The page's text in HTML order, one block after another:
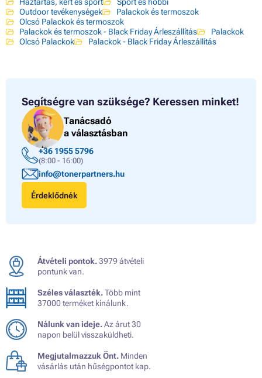
Outdoor tevékenységek
Palackok és termoszok
Olcsó Palackok és termoszok
Palackok és termoszok - Black Friday Árleszállítás
Palackok
Olcsó Palackok
Palackok - Black Friday Árleszállítás
Segítségre van szüksége? Keressen minket!
Tanácsadó
a választásban
+36 1955 5796
(8:00 - 16:00)
info@tonerpartners.hu
Érdeklődnék
Átvételi pontok.3979 átvételi
pontunk van.
Széles választék.Több mint
37000 terméket kínálunk.
Nálunk van ideje.Az árut 30
napon belül visszaküldheti.
Megjutalmazzuk Önt. Minden
vásárlás után hűségpontot kap.